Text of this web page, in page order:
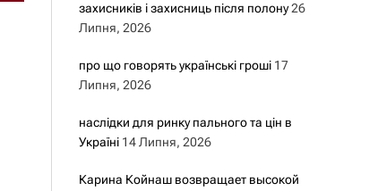
захисників і захисниць після полону 26
Липня, 2026
про що говорять українські гроші 17
Липня, 2026
наслідки для ринку пального та цін в
Україні 14 Липня, 2026
Карина Койнаш возвращает высокой